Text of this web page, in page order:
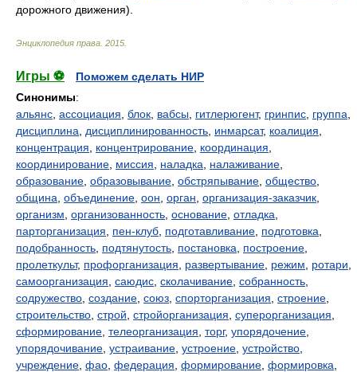
дорожного движения).
Энциклопедия права 2015
Игры ⚽
Поможем сделать НИР
Синонимы:
альянс ассоциация блок вабсы гитлерюгент, гринпис группа
дисциплина
дисциплинированность инмарсат, коалиция
концентрация
концентрирование координация
координирование миссия наладка налаживание
образование образовывание обстряпывание общество
община объединение оон орган организация-заказчик
организм организованность основание отладка
парторганизация
пен-клуб подготавливание подготовка
подобранность подтянутость постановка построение
пролеткульт, профорганизация развертывание режим ротари
самоорганизация саюдис сколачивание собранность
содружество создание союз спорторганизация строение
строительство строй стройорганизация суперорганизация
сформирование телеорганизация торг, упорядочение
упорядочивание устраивание устроение устройство
учреждение фао федерация формирование формировка